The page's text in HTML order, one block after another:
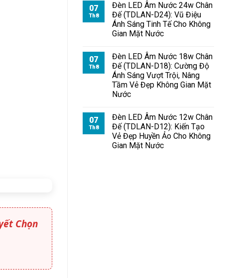
Chọn
07
Th8
Đèn LED Âm Nước 24w Chân
Đế (TDLAN-D24): Vũ Điệu
Ánh Sáng Tinh Tế Cho Không
Gian Mặt Nước
07
Th8
Đèn LED Âm Nước 18w Chân
Đế (TDLAN-D18): Cường Độ
Ánh Sáng Vượt Trội, Nâng
Tầm Vẻ Đẹp Không Gian Mặt
Nước
07
Th8
Đèn LED Âm Nước 12w Chân
Đế (TDLAN-D12): Kiến Tạo
Vẻ Đẹp Huyền Ảo Cho Không
Gian Mặt Nước